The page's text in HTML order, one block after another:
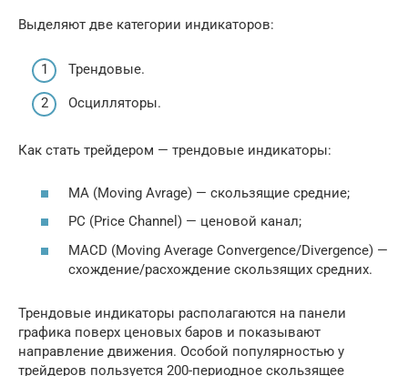
Выделяют две категории индикаторов:
Трендовые.
Осцилляторы.
Как стать трейдером — трендовые индикаторы:
MA (Moving Avrage) — скользящие средние;
PC (Price Channel) — ценовой канал;
MACD (Moving Average Convergence/Divergence) —
схождение/расхождение скользящих средних.
Трендовые индикаторы располагаются на панели
графика поверх ценовых баров и показывают
направление движения. Особой популярностью у
трейдеров пользуется 200-периодное скользящее